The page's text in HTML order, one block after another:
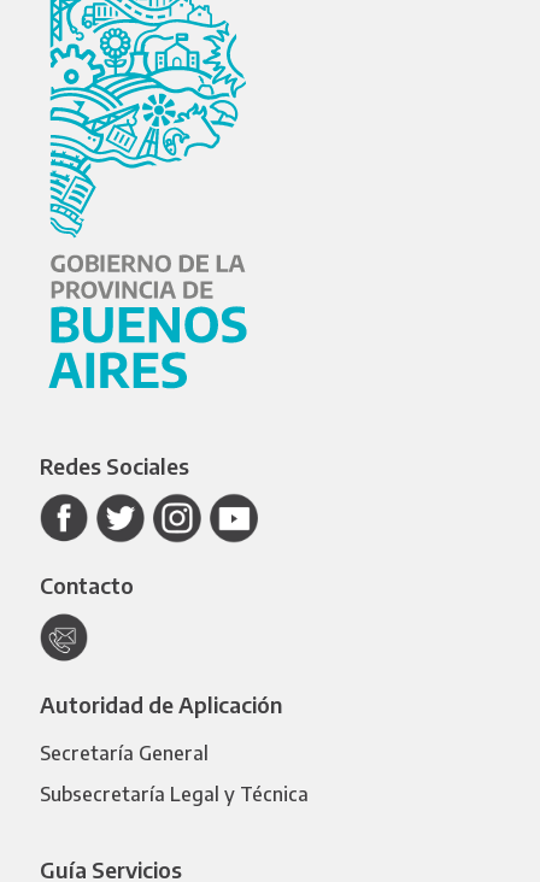
Redes Sociales
Contacto
Autoridad de Aplicación
Secretaría General
Subsecretaría Legal y Técnica
Guía Servicios